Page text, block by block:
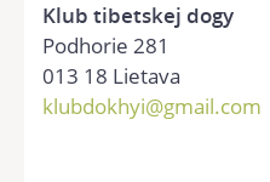
Klub tibetskej dogy
Podhorie 281
013 18 Lietava
klubdokhyi@gmail.com